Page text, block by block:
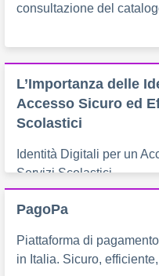
consultazione del
L’Importanza delle
Accesso Sicuro ed
Scolastici
Identità Digitali per un
Servizi Scolastici
PagoPa
Piattaforma di
in Italia. Sicuro,